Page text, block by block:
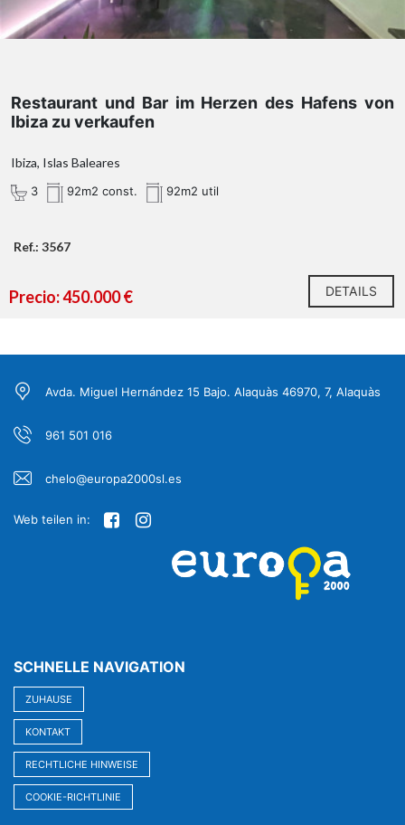
Restaurant und Bar im Herzen des Hafens von
Ibiza zu verkaufen
Ibiza, Islas Baleares
3 92m2 const. 92m2 util
Ref.: 3567
Precio: 450.000 € DETAILS
Avda. Miguel Hernández 15 Bajo. Alaquàs 46970, 7, Alaquàs
961 501 016
chelo@europa2000sl.es
Web teilen in:
SCHNELLE NAVIGATION
ZUHAUSE
KONTAKT
RECHTLICHE HINWEISE
COOKIE-RICHTLINIE